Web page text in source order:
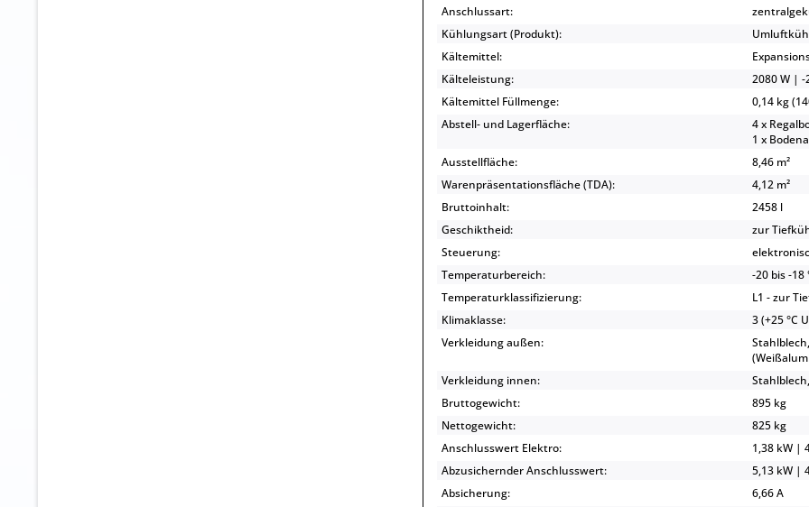
Anschlussart:
Kühlungsart (Produkt):
Kältemittel:
Kälteleistung:
2080 W | -
Kältemittel Füllmenge:
0,14 kg
Abstell- und Lagerfläche:
4 x
1 x
Ausstellfläche:
8,46 m²
Warenpräsentationsfläche (TDA):
4,12 m²
Bruttoinhalt:
2458 l
Geschiktheid:
zur
Steuerung:
Temperaturbereich:
-20 bis -18
Temperaturklassifizierung:
L1 - zur
Klimaklasse:
3 (+25 °C
Verkleidung außen:
Verkleidung innen:
Bruttogewicht:
895 kg
Nettogewicht:
825 kg
Anschlusswert Elektro:
1,38 kW |
Abzusichernder Anschlusswert:
5,13 kW |
Absicherung:
6,66 A